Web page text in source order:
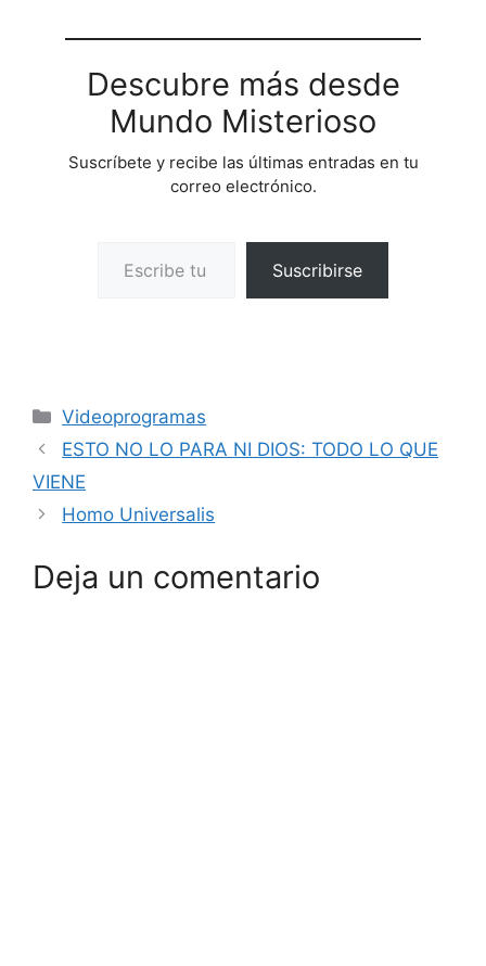
Descubre más desde
Mundo Misterioso
Suscríbete y recibe las últimas entradas en tu
correo electrónico.
Suscribirse
Categorías
Videoprogramas
ESTO NO LO PARA NI DIOS: TODO LO QUE
VIENE
Homo Universalis
Deja un comentario